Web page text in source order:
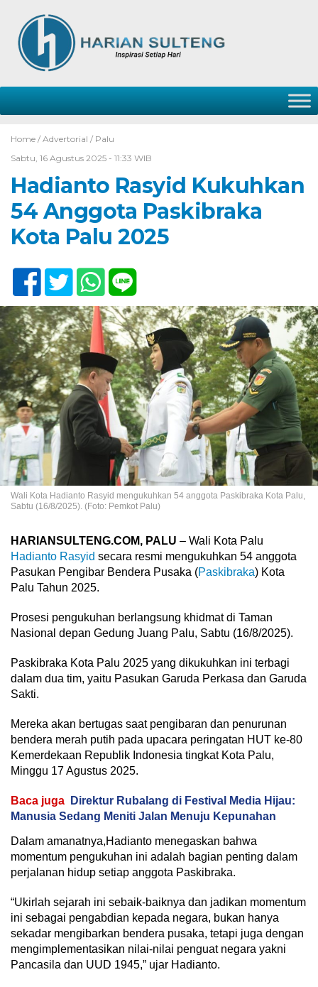
Home / Advertorial / Palu
Sabtu, 16 Agustus 2025 - 11:33 WIB
Hadianto Rasyid Kukuhkan
54 Anggota Paskibraka
Kota Palu 2025
Wali Kota Hadianto Rasyid mengukuhkan 54 anggota Paskibraka Kota Palu,
Sabtu (16/8/2025). (Foto: Pemkot Palu)
HARIANSULTENG.COM, PALU – Wali Kota Palu
Hadianto Rasyid secara resmi mengukuhkan 54 anggota
Pasukan Pengibar Bendera Pusaka (Paskibraka) Kota
Palu Tahun 2025.
Prosesi pengukuhan berlangsung khidmat di Taman
Nasional depan Gedung Juang Palu, Sabtu (16/8/2025).
Paskibraka Kota Palu 2025 yang dikukuhkan ini terbagi
dalam dua tim, yaitu Pasukan Garuda Perkasa dan Garuda
Sakti.
Mereka akan bertugas saat pengibaran dan penurunan
bendera merah putih pada upacara peringatan HUT ke-80
Kemerdekaan Republik Indonesia tingkat Kota Palu,
Minggu 17 Agustus 2025.
Baca juga
Direktur Rubalang di Festival Media Hijau:
Manusia Sedang Meniti Jalan Menuju Kepunahan
Dalam amanatnya,Hadianto menegaskan bahwa
momentum pengukuhan ini adalah bagian penting dalam
perjalanan hidup setiap anggota Paskibraka.
“Ukirlah sejarah ini sebaik-baiknya dan jadikan momentum
ini sebagai pengabdian kepada negara, bukan hanya
sekadar mengibarkan bendera pusaka, tetapi juga dengan
mengimplementasikan nilai-nilai penguat negara yakni
Pancasila dan UUD 1945,” ujar Hadianto.